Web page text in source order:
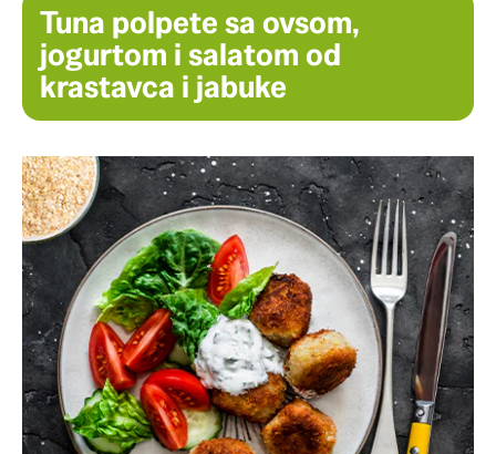
Tuna polpete sa ovsom,
jogurtom i salatom od
krastavca i jabuke